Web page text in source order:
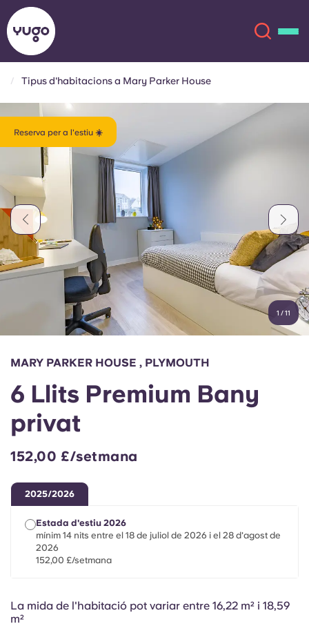
Sobre
Ubicacions
Més
Compte Llengua
English (GB)
Chinese
Selecciona un país
Inicia la sessió
Reserva ara
English (US)
Chinese
Català
Italian French
Portuguese
Tipus d'habitacions a Mary Parker House
Reserva per a l'estiu ☀️
1 /11
MARY PARKER HOUSE , PLYMOUTH
6 Llits Premium Bany
privat
152,00 £/setmana
2025/2026
Estada d'estiu 2026
mínim 14 nits entre el 18 de juliol de 2026 i el 28 d'agost de
2026
152,00 £/setmana
La mida de l'habitació pot variar entre 16,22 m² i 18,59
m²